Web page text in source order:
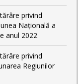
privind
Națională a
anul 2022
privind
Regiunilor